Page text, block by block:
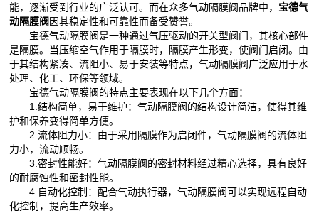
能，逐渐受到行业的广泛认可。而在众多气动隔膜阀品牌中， 宝德气
动隔膜阀 因其稳定性和可靠性而备受赞誉。
宝德气动隔膜阀是一种通过气压驱动的开关型阀门，其核心部件
是隔膜。当压缩空气作用于隔膜时，隔膜产生形变，使阀门启闭。由
于其结构紧凑、流阻小、易于安装等特点，气动隔膜阀广泛应用于水
处理、化工、环保等领域。
宝德气动隔膜阀的特点主要表现在以下几个方面：
1.结构简单，易于维护：气动隔膜阀的结构设计简洁，使得其维
护和保养变得简单方便。
2.流体阻力小：由于采用隔膜作为启闭件，气动隔膜阀的流体阻
力小，流动顺畅。
3.密封性能好：气动隔膜阀的密封材料经过精心选择，具有良好
的耐腐蚀性和密封性能。
4.自动化控制：配合气动执行器，气动隔膜阀可以实现远程自动
化控制，提高生产效率。